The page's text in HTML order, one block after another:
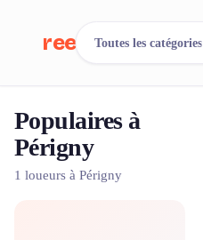
reeent!
Cherchez.
Toutes les catégories
Populaires à
Périgny
1 loueurs à Périgny